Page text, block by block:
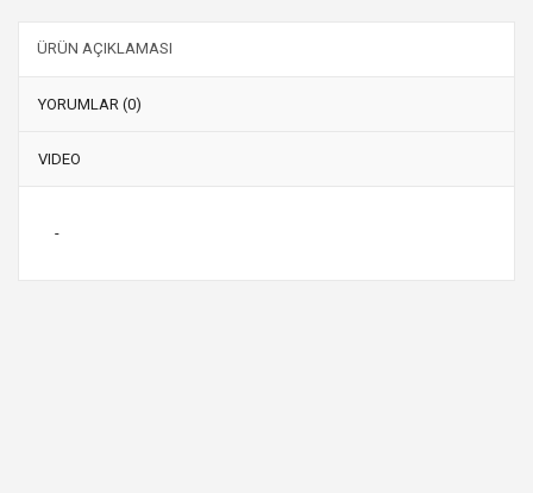
ÜRÜN AÇIKLAMASI
YORUMLAR (0)
VIDEO
-